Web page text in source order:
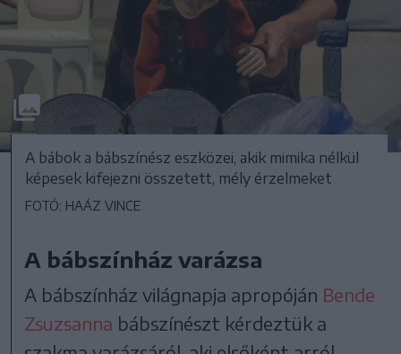
A bábok a bábszínész eszközei, akik mimika nélkül
képesek kifejezni összetett, mély érzelmeket
FOTÓ: HAÁZ VINCE
A bábszínház varázsa
A bábszínház világnapja apropóján Bende
Zsuzsanna bábszínészt kérdeztük a